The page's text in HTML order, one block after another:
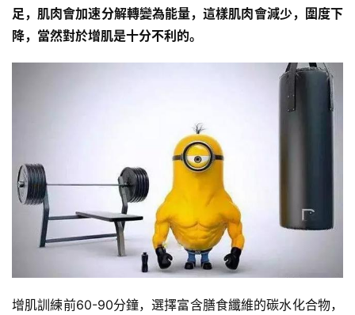
足，肌肉會加速分解轉變為能量，這樣肌肉會減少，圍度下
降，當然對於增肌是十分不利的。
增肌訓練前60-90分鐘，選擇富含膳食纖維的碳水化合物，